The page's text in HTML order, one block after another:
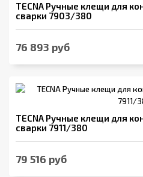
TECNA Ручные клещи для
сварки 7903/380
76 893 руб
TECNA Ручные клещи для
сварки 7911/380
79 516 руб